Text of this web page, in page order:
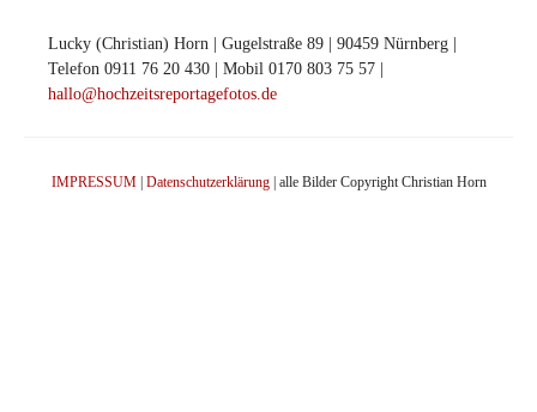
Lucky (Christian) Horn | Gugelstraße 89 | 90459 Nürnberg |
Telefon 0911 76 20 430 | Mobil 0170 803 75 57 |
hallo@hochzeitsreportagefotos.de
IMPRESSUM| Datenschutzerklärung| alle Bilder Copyright Christian Horn